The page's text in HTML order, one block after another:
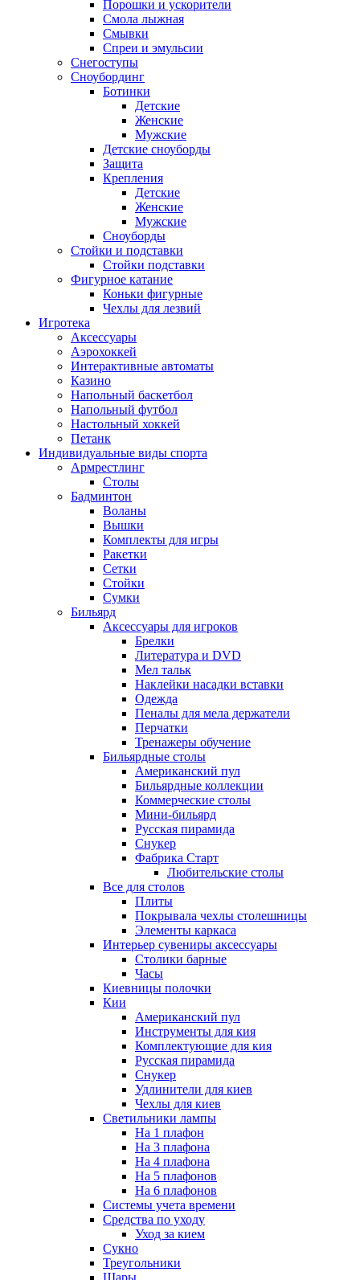
Порошки и ускорители
Смола лыжная
Смывки
Спреи и эмульсии
Снегоступы
Сноубординг
Ботинки
Детские
Женские
Мужские
Детские сноуборды
Защита
Крепления
Детские
Женские
Мужские
Сноуборды
Стойки и подставки
Cтойки подставки
Фигурное катание
Коньки фигурные
Чехлы для лезвий
Игротека
Аксессуары
Аэрохоккей
Интерактивные автоматы
Казино
Напольный баскетбол
Напольный футбол
Настольный хоккей
Петанк
Индивидуальные виды спорта
Армрестлинг
Столы
Бадминтон
Воланы
Вышки
Комплекты для игры
Ракетки
Сетки
Стойки
Сумки
Бильярд
Аксессуары для игроков
Брелки
Литература и DVD
Мел тальк
Наклейки насадки вставки
Одежда
Пеналы для мела держатели
Перчатки
Тренажеры обучение
Бильярдные столы
Американский пул
Бильярдные коллекции
Коммерческие столы
Мини-бильярд
Русская пирамида
Снукер
Фабрика Старт
Любительские столы
Все для столов
Плиты
Покрывала чехлы столешницы
Элементы каркаса
Интерьер сувениры аксессуары
Столики барные
Часы
Киевницы полочки
Кии
Американский пул
Инструменты для кия
Комплектующие для кия
Русская пирамида
Снукер
Удлинители для киев
Чехлы для киев
Светильники лампы
На 1 плафон
На 3 плафона
На 4 плафона
На 5 плафонов
На 6 плафонов
Системы учета времени
Средства по уходу
Уход за кием
Сукно
Треугольники
Шары